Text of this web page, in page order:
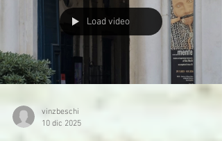
Load video
vinzbeschi
10 dic 2025